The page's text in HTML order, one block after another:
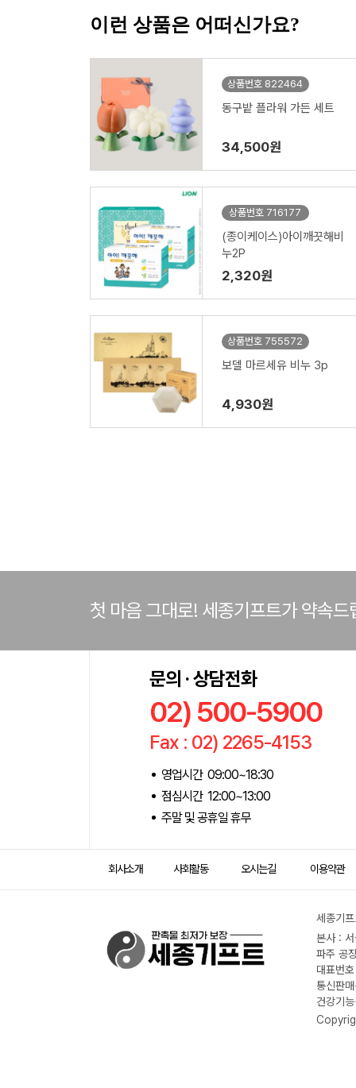
이런 상품은 어떠신가요?
상품번호 822464
동구밭 플라워 가든 세트
34,500원
상품번호 716177
(종이케이스)아이깨끗해비
누2P
2,320원
상품번호 755572
보델 마르세유 비누 3p
4,930원
첫 마음 그대로! 세종기프트가 약속드
문의 · 상담전화
02) 500-5900
Fax : 02) 2265-4153
영업시간 09:00~18:30
점심시간 12:00~13:00
주말 및 공휴일 휴무
회사소개 사회활동 오시는길 이용약관
세종기
본사 :
파주 공
대표번
통신판
건강기